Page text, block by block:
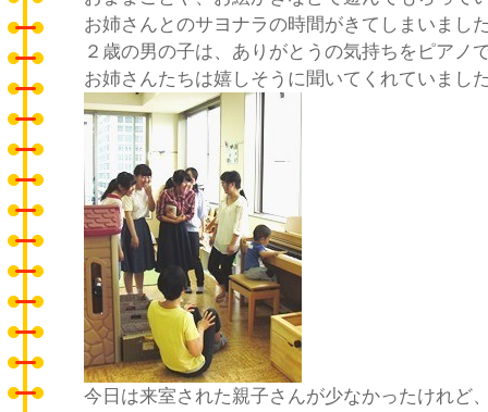
お姉さんとのサヨナラの時間がきてしまいまし
２歳の男の子は、ありがとうの気持ちをピア
お姉さんたちは嬉しそうに聞いてくれていまし
今日は来室された親子さんが少なかったけれど